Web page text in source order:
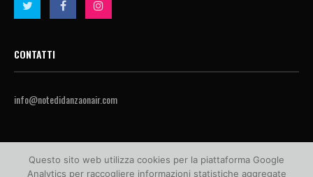
CONTATTI
info@notedidanzaonair.com
Questo sito web utilizza cookies per la piattaforma Google
Analytics per raccogliere informazioni statistiche aggregate